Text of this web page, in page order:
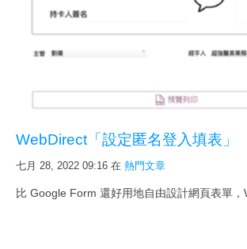
WebDirect「設定匿名登入填表」
七月 28, 2022 09:16 在 熱門文章
比 Google Form 還好用地自由設計網頁表單